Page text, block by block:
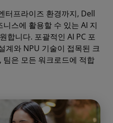
비즈니스 리소스
시작하기
터프라이즈 환경까지, Dell
스에 활용할 수 있는 AI 지
합니다. 포괄적인 AI PC 포
계와 NPU 기술이 접목된 크
은 모든 워크로드에 적합